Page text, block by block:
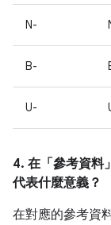
N-
B-
U-
4. 在「參考資料」
代表什麼意義？
在對應的參考資